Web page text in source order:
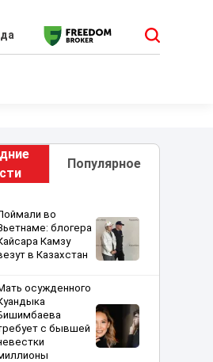
Популярное
во
блогера
Камзу
в Казахстан
осужденного
с бывшей